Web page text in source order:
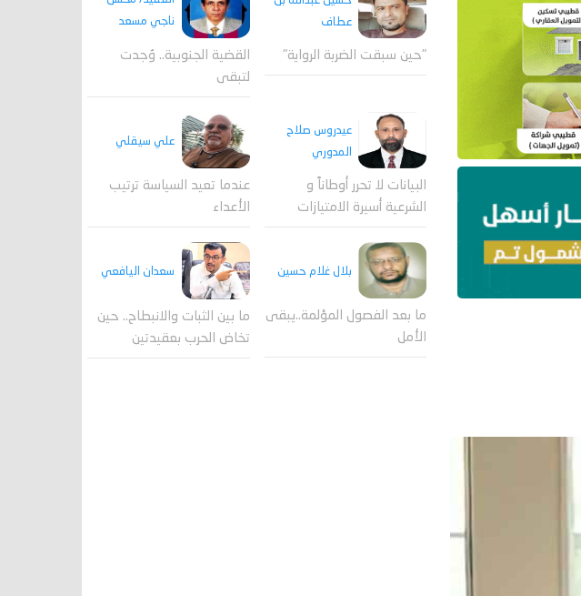
عطاف
"حين سبقت الضربة الرواية"
ناجي مسعد
القضية الجنوبية.. وُجدت
لتبقى
عيدروس صلاح
المدوري
البيانات لا تحرر أوطاناً و
الشرعية أسيرة الامتيازات
علي سيقلي
عندما تعيد السياسة ترتيب
الأعداء
بلال غلام حسين
ما بعد الفصول المؤلمة..يبقى
الأمل
سعدان اليافعي
ما بين الثبات والانبطاح.. حين
تخاض الحرب بعقيدتين